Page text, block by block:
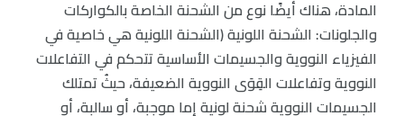
المادة، هناك أيضًا نوع من الشحنة الخاصة بالكواركات
والجلونات: الشحنة اللونية (الشحنة اللونية هي خاصية في
الفيزياء النووية والجسيمات الأساسية تتحكم في التفاعلات
النووية وتفاعلات القِوَى النووية الضعيفة، حيثُ تمتلك
الجسيمات النووية شحنة لونية إما موجبة، أو سالبة، أو